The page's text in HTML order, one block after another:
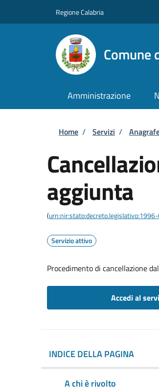
Regione Calabria
Comune
Amministrazione
Briciole di
Home / Servizi /
aggiunta
(
Servizio attivo
Procedimento di cancellazione
Accedi al
INDICE DELLA PAGINA
A chi è rivolto